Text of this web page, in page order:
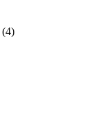
(4)